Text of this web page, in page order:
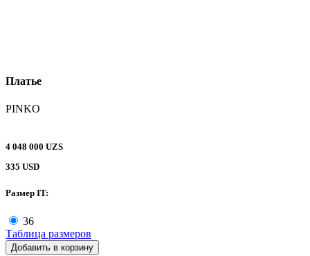
Платье
PINKO
4 048 000 UZS
335 USD
Размер IT:
36
Таблица размеров
Добавить в корзину